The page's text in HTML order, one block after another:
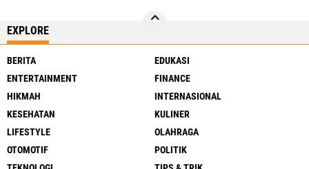
EXPLORE
BERITA
EDUKASI
ENTERTAINMENT
FINANCE
HIKMAH
INTERNASIONAL
KESEHATAN
KULINER
LIFESTYLE
OLAHRAGA
OTOMOTIF
POLITIK